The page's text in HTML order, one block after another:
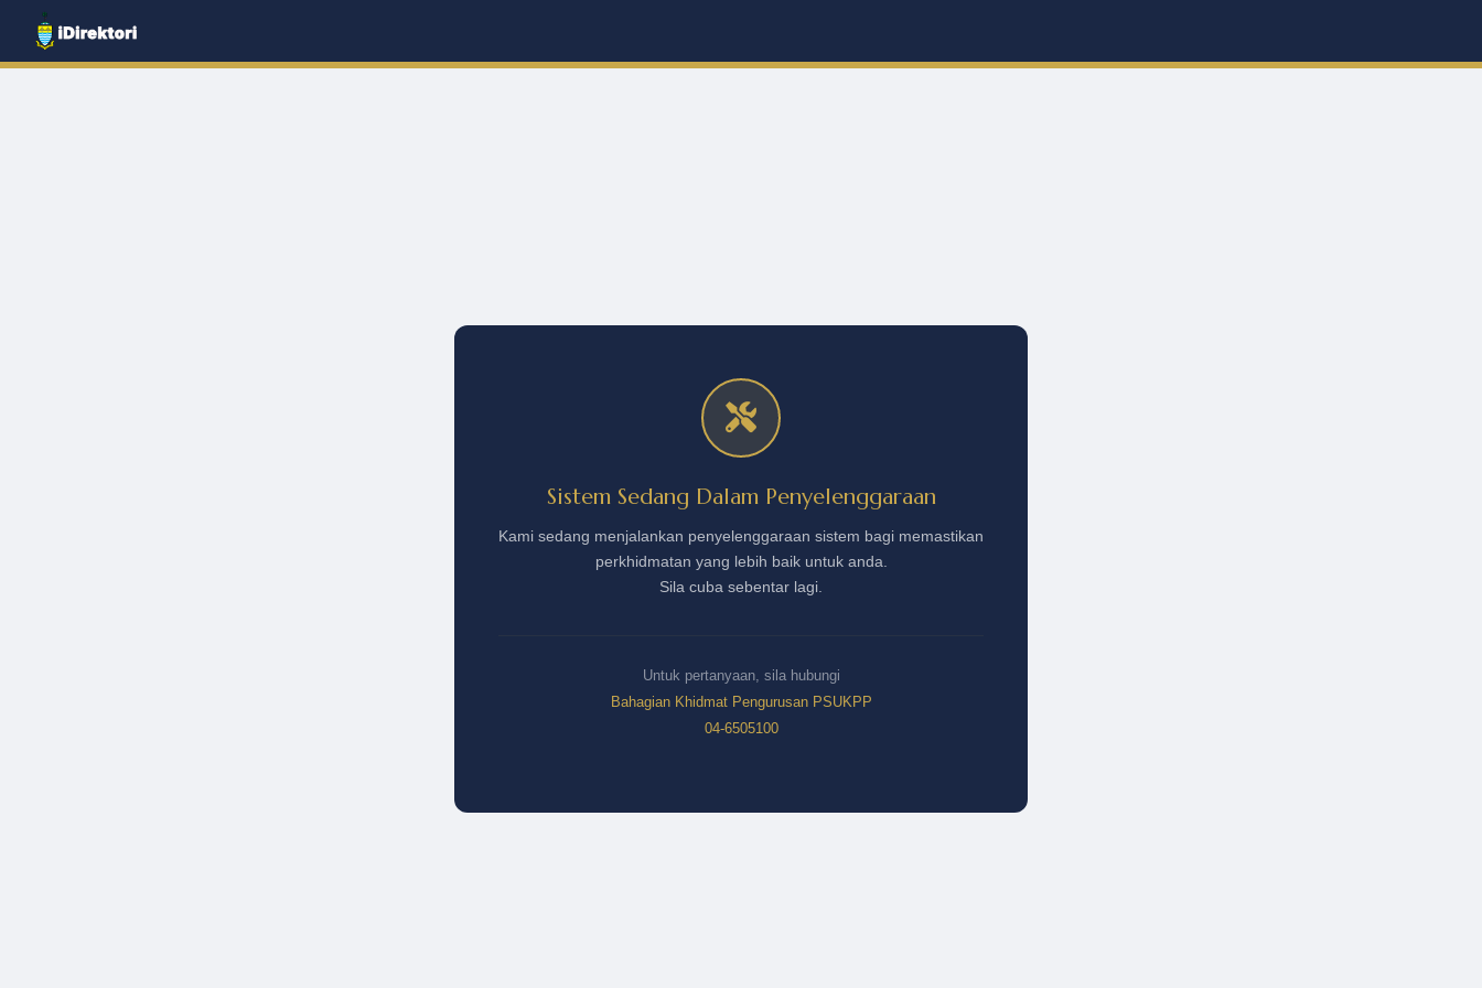
Sistem Sedang Dalam Penyelenggaraan
Kami sedang menjalankan penyelenggaraan sistem bagi memastikan
perkhidmatan yang lebih baik untuk anda.
Sila cuba sebentar lagi.
Untuk pertanyaan, sila hubungi
Bahagian Khidmat Pengurusan PSUKPP
04-6505100